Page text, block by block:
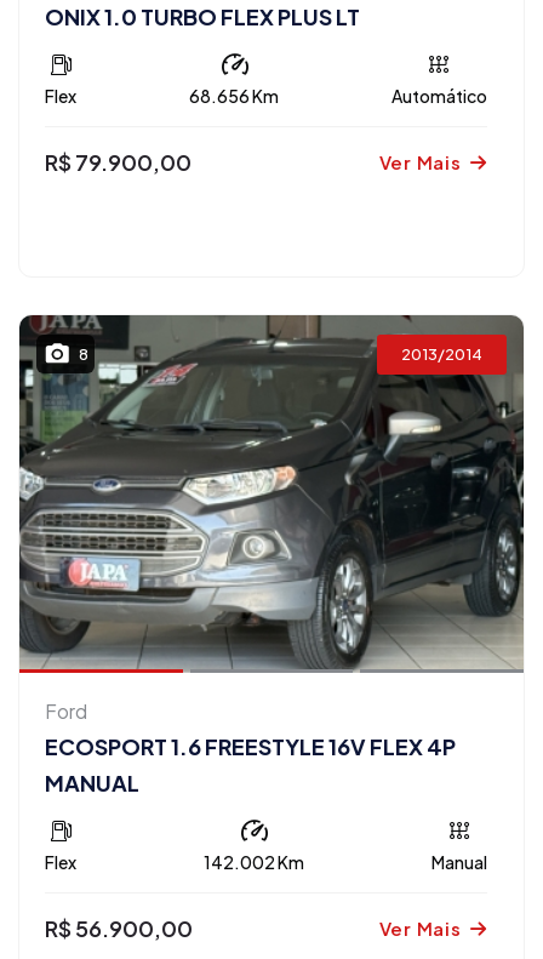
ONIX 1.0 TURBO FLEX PLUS LT
Flex 68.656 Km Automático
R$ 79.900,00 Ver Mais
8 2013/2014
Ford
ECOSPORT 1.6 FREESTYLE 16V FLEX 4P
MANUAL
Flex 142.002 Km Manual
R$ 56.900,00 Ver Mais